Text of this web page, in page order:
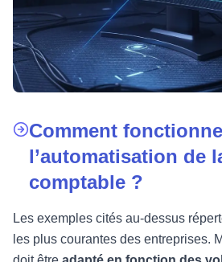
Comment fonctionne
l’automatisation de
comptable ?
Les exemples cités au-dessus
les plus courantes des entreprises.